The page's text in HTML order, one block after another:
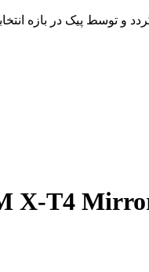
و توسط پیک در بازه